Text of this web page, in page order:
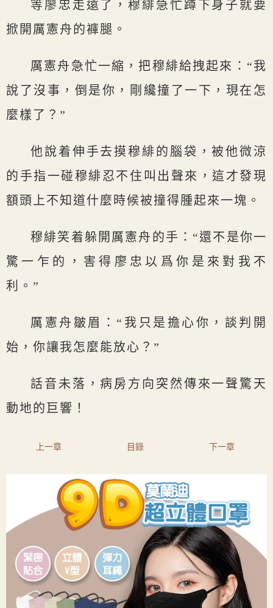
等廖忠走遠了，穆緋急忙蹲下身子就要
掀開厲憲舟的褲腿。
厲憲舟急忙一縮，把穆緋給拽起來：“我
說了沒事，倒是你，剛纔撞了一下，現在怎
麼樣了？”
他說着伸手去摸穆緋的腦袋，被他微涼
的手指一碰穆緋忍不住叫出聲來，這才發現
額頭上不知道什麼時候被撞得腫起來一塊。
穆緋笑着躲開厲憲舟的手：“還不是你一
驚一乍的，害得廖忠以爲你是來對我不
利。”
厲憲舟皺眉：“我只是擔心你，談判開
始，你讓我怎麼能放心？”
話音未落，病房方向突然傳來一聲驚天
動地的巨響！
上一章 目錄 下一章